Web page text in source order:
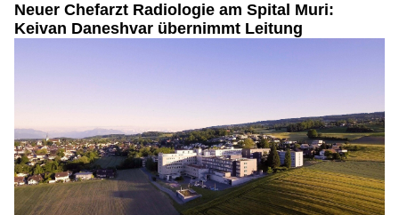
Neuer Chefarzt Radiologie am Spital Muri:
Keivan Daneshvar übernimmt Leitung